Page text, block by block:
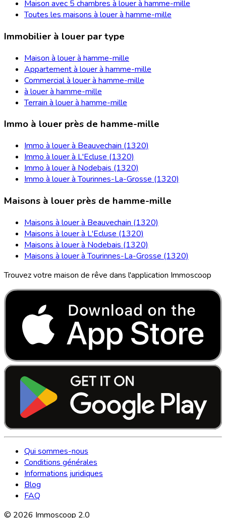
Maison avec 5 chambres à louer à hamme-mille
Toutes les maisons à louer à hamme-mille
Immobilier à louer par type
Maison à louer à hamme-mille
Appartement à louer à hamme-mille
Commercial à louer à hamme-mille
à louer à hamme-mille
Terrain à louer à hamme-mille
Immo à louer près de hamme-mille
Immo à louer à Beauvechain (1320)
Immo à louer à L'Ecluse (1320)
Immo à louer à Nodebais (1320)
Immo à louer à Tourinnes-La-Grosse (1320)
Maisons à louer près de hamme-mille
Maisons à louer à Beauvechain (1320)
Maisons à louer à L'Ecluse (1320)
Maisons à louer à Nodebais (1320)
Maisons à louer à Tourinnes-La-Grosse (1320)
Trouvez votre maison de rêve dans l'application Immoscoop
Qui sommes-nous
Conditions générales
Informations juridiques
Blog
FAQ
© 2026 Immoscoop 2.0